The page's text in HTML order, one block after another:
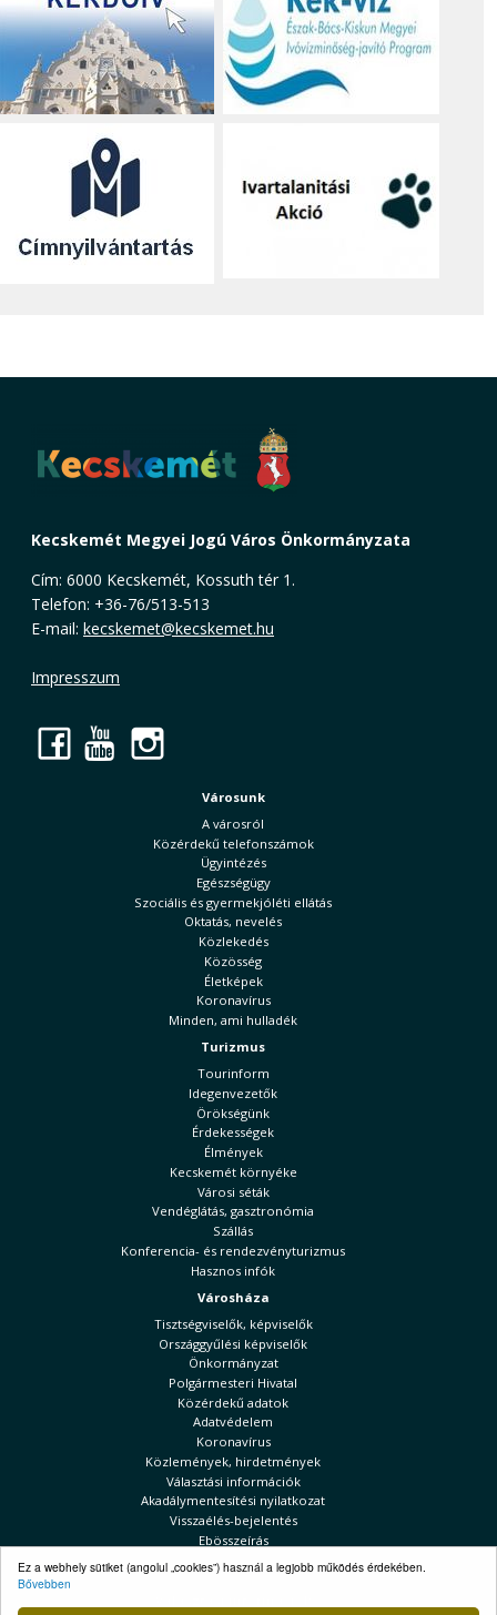
Ez a webhely sütiket (angolul „cookies”) használ a legjobb működés érdekében.
Bővebben
Kecskemét Megyei Jogú Város Önkormányzata
Cím: 6000 Kecskemét, Kossuth tér 1.
Telefon: +36-76/513-513
E-mail: kecskemet@kecskemet.hu
Impresszum
Facebook
YouTube
Városunk
A városról
Közérdekű telefonszámok
Ügyintézés
Egészségügy
Szociális és gyermekjóléti ellátás
Oktatás, nevelés
Közlekedés
Közösség
Életképek
Koronavírus
Minden, ami hulladék
Turizmus
Tourinform
Idegenvezetők
Örökségünk
Érdekességek
Élmények
Kecskemét környéke
Városi séták
Vendéglátás, gasztronómia
Szállás
Konferencia- és rendezvényturizmus
Hasznos infók
Városháza
Tisztségviselők, képviselők
Országgyűlési képviselők
Önkormányzat
Polgármesteri Hivatal
Közérdekű adatok
Adatvédelem
Koronavírus
Közlemények, hirdetmények
Választási információk
Akadálymentesítési nyilatkozat
Visszaélés-bejelentés
Ebösszeírás
Kecskeméti Hírek